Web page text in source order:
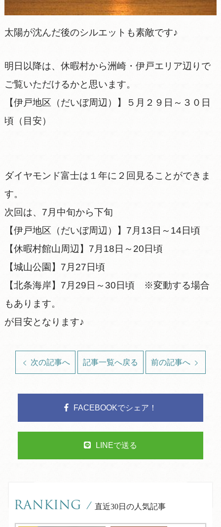
太陽が沈んだ後のシルエットも素敵です♪
明日以降は、休暇村から洲崎・伊戸エリア辺りで
ご覧いただけるかと思います。
【伊戸地区（だいぼ周辺）】５月２９日～３０日
頃（目安）
ダイヤモンド富士は１年に２回見ることができま
す。
次回は、7月中旬から下旬
【伊戸地区（だいぼ周辺）】7月13日～14日頃
【休暇村館山周辺】7月18日～20日頃
【城山公園】7月27日頃
【北条海岸】7月29日～30日頃 ※変動する場合
もあります。
が目安となります♪
次の記事へ 記事一覧へ戻る 前の記事へ
FACEBOOKでシェア！
LINEで送る
RANKING / 直近30日の人気記事